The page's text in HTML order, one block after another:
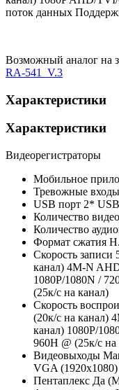
поток данных
Возможный аналог на
RA-541_V.3
Характеристики
Характеристики
Видеорегистраторы
Мобильное
Тревожные
USB порт 2*
Количество
Количество
Формат сжатия
Скорость записи
канал) 4M-N
1080P/1080N /
(25к/с на канал)
Скорость
(20к/с на канал)
канал) 1080P/
960Н @ (25к/с на
Видеовыходы
VGA (1920х1080)
Пентаплекс Да